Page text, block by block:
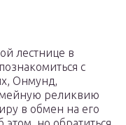
лестнице в
с
Онмунд,
реликвию
в обмен на его